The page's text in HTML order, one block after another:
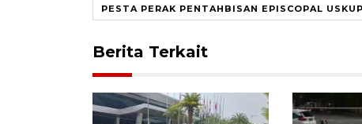
PESTA PERAK PENTAHBISAN EPISCOPAL
Berita Terkait